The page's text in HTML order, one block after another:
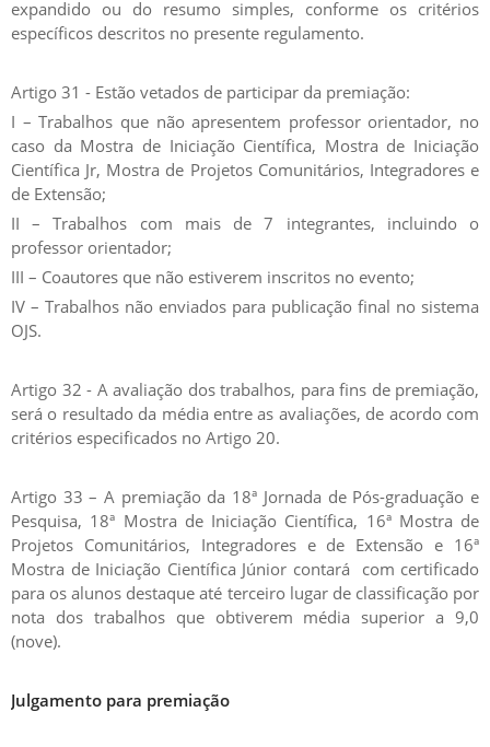
expandido ou do resumo simples, conforme os critérios
específicos descritos no presente regulamento.
Artigo 31 - Estão vetados de participar da premiação:
I – Trabalhos que não apresentem professor orientador, no
caso da Mostra de Iniciação Científica, Mostra de Iniciação
Científica Jr, Mostra de Projetos Comunitários, Integradores e
de Extensão;
II – Trabalhos com mais de 7 integrantes, incluindo o
professor orientador;
III – Coautores que não estiverem inscritos no evento;
IV – Trabalhos não enviados para publicação final no sistema
OJS.
Artigo 32 - A avaliação dos trabalhos, para fins de premiação,
será o resultado da média entre as avaliações, de acordo com
critérios especificados no Artigo 20.
Artigo 33 – A premiação da 18ª Jornada de Pós-graduação e
Pesquisa, 18ª Mostra de Iniciação Científica, 16ª Mostra de
Projetos Comunitários, Integradores e de Extensão e 16ª
Mostra de Iniciação Científica Júnior contará com certificado
para os alunos destaque até terceiro lugar de classificação por
nota dos trabalhos que obtiverem média superior a 9,0
(nove).
Julgamento para premiação